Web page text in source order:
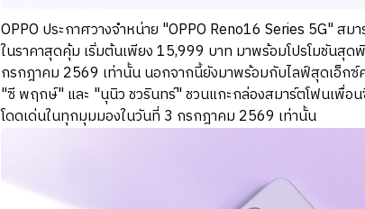
OPPO ประกาศวางจำหน่าย "OPPO Reno16 Series 5G" ส
ในราคาสุดคุ้ม เริ่มต้นเพียง 15,999 บาท มาพร้อมโปรโมชันสุ
กรกฎาคม 2569 เท่านั้น นอกจากนี้ยังมาพร้อมกับไลฟ์สุดเอ็ก
"ซี พฤกษ์" และ "นุนิว ชวรินทร์" ชวนแกะกล่องสมาร์ตโฟนเพื่อ
โดดเด่นในทุกมุมมองในวันที่ 3 กรกฎาคม 2569 เท่านั้น